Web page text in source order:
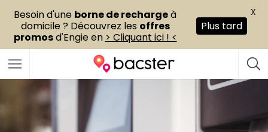
Besoin d'une borne de rechargeà
domicile ? Découvrez les offres
promosd'Engie en > Cliquant ici ! <
Plus tard
X